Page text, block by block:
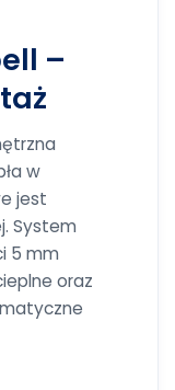
–
w
jest
System
5 mm
oraz